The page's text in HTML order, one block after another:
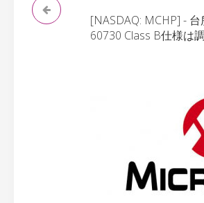
[NASDAQ: MCHP] -
60730 Class B仕様は